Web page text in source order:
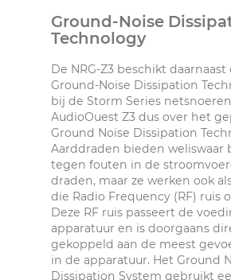
Ground-Noise
Technology
De NRG-Z3 beschikt daarnaast
Ground-Noise Dissipation
bij de Storm Series
AudioOuest Z3 dus over het
Ground Noise Dissipation
Aarddraden bieden weliswaar
tegen fouten in de
draden, maar ze werken ook
die Radio Frequency (RF) ruis
Deze RF ruis passeert de
apparatuur en is doorgaans
gekoppeld aan de meest
in de apparatuur. Het Ground
Dissipation System gebruikt